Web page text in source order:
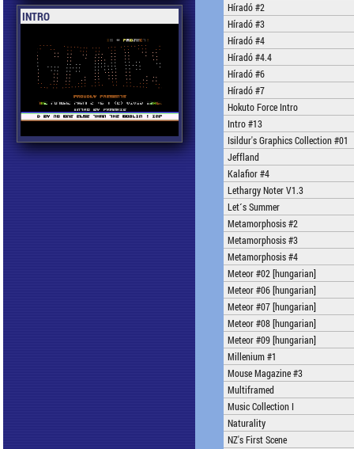
INTRO
Híradó #2
Híradó #3
Híradó #4
Híradó #4.4
Híradó #6
Híradó #7
Hokuto Force Intro
Intro #13
Isildur's Graphics Collection #01
Jeffland
Kalafior #4
Lethargy Noter V1.3
Let´s Summer
Metamorphosis #2
Metamorphosis #3
Metamorphosis #4
Meteor #02 [hungarian]
Meteor #06 [hungarian]
Meteor #07 [hungarian]
Meteor #08 [hungarian]
Meteor #09 [hungarian]
Millenium #1
Mouse Magazine #3
Multiframed
Music Collection I
Naturality
NZ's First Scene